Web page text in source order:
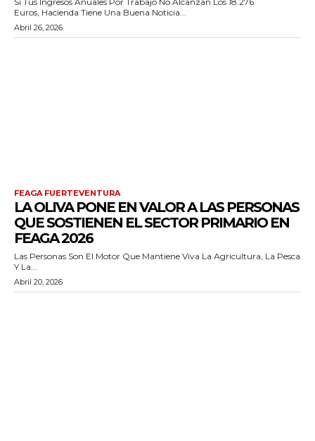
Euros, Hacienda Tiene Una Buena Noticia...
Abril 26, 2026
FEAGA FUERTEVENTURA
LA OLIVA PONE EN VALOR A LAS PERSONAS
QUE SOSTIENEN EL SECTOR PRIMARIO EN
FEAGA 2026
Las Personas Son El Motor Que Mantiene Viva La Agricultura, La Pesca
Y La...
Abril 20, 2026